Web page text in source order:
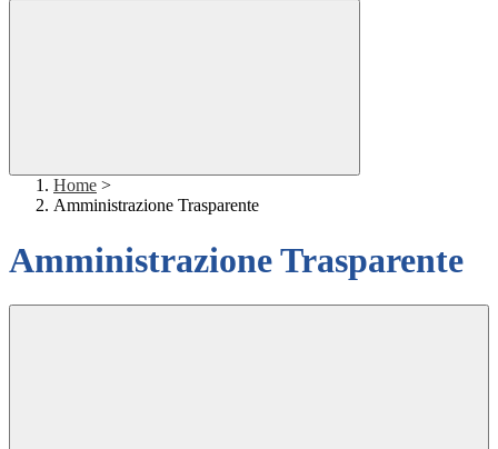
Home >
Amministrazione Trasparente
Amministrazione Trasparente